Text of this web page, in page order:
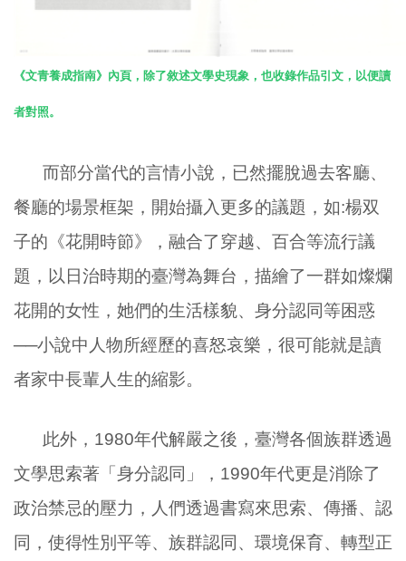
《文青養成指南》內頁，除了敘述文學史現象，也收錄作品引文，以便讀
者對照。
而部分當代的言情小說，已然擺脫過去客廳、
餐廳的場景框架，開始攝入更多的議題，如:楊双
子的《花開時節》，融合了穿越、百合等流行議
題，以日治時期的臺灣為舞台，描繪了一群如燦爛
花開的女性，她們的生活樣貌、身分認同等困惑
──小說中人物所經歷的喜怒哀樂，很可能就是讀
者家中長輩人生的縮影。
此外， 1980年代解嚴之後，臺灣各個族群透過
文學思索著「身分認同」， 1990年代更是消除了
政治禁忌的壓力，人們透過書寫來思索、傳播、認
同，使得性別平等、族群認同、環境保育、轉型正